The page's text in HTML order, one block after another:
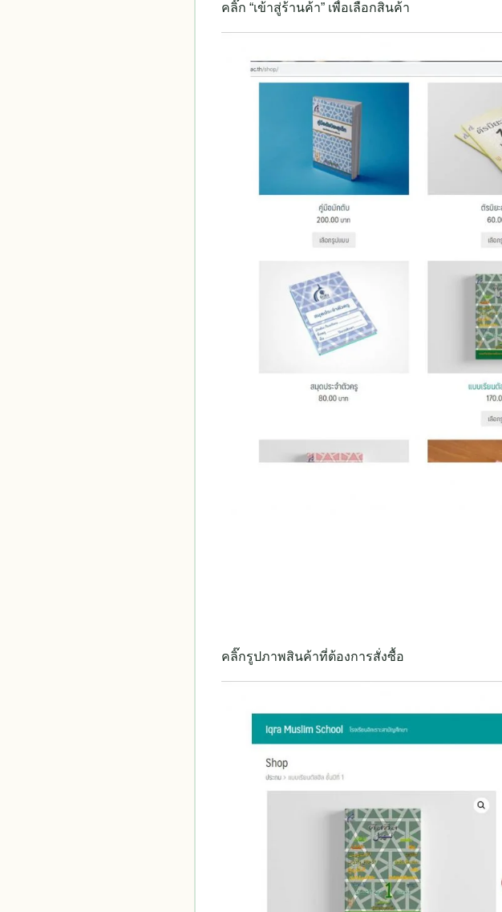
คลิ๊ก “เข้าสู่ร้านค้า” เพื่อเลือกสินค้า
คลิ๊กรูปภาพสินค้าที่ต้องการสั่งซื้อ